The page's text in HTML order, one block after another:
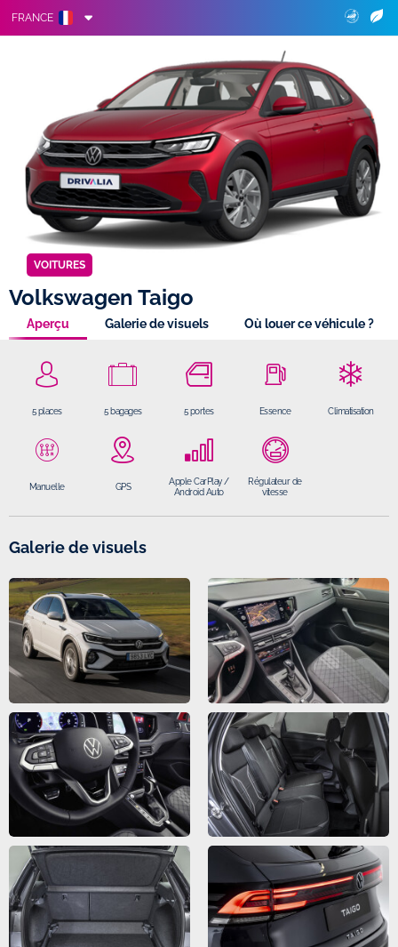
FRANCE
VOITURES
Volkswagen Taigo
Aperçu Galerie de visuels Où louer ce véhicule ?
5 places 5 bagages 5 portes Essence Climatisation
Manuelle GPS
Apple CarPlay /
Android Auto
Régulateur de
vitesse
Galerie de visuels